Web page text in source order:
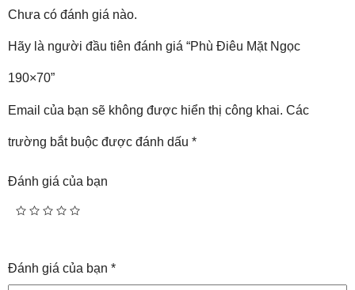
Chưa có đánh giá nào.
Hãy là người đầu tiên đánh giá “Phù Điêu Mặt Ngọc
190×70”
Email của bạn sẽ không được hiển thị công khai. Các
trường bắt buộc được đánh dấu *
Đánh giá của bạn
Đánh giá của bạn *